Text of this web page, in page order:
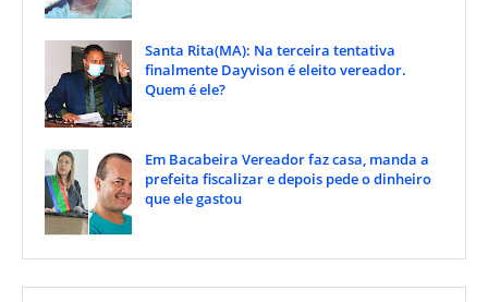
Santa Rita(MA): Na terceira tentativa
finalmente Dayvison é eleito vereador.
Quem é ele?
Em Bacabeira Vereador faz casa, manda a
prefeita fiscalizar e depois pede o dinheiro
que ele gastou